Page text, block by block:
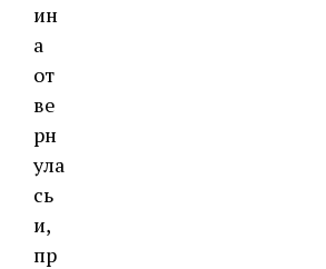
ин
а
от
ве
рн
ула
сь
и,
пр